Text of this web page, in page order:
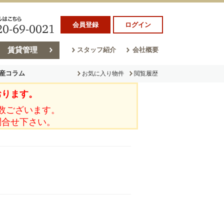
会員登録 ログイン
賃貸管理 スタッフ紹介 会社概要
コラム
ム
お気に入り物件 閲覧履歴
ます。
ざいます。
せ下さい。